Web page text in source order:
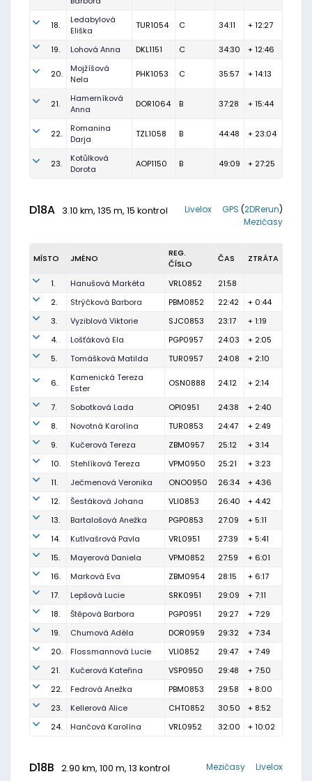
18.
Ledabylová
Eliška
TUR1054 C 34:11 + 12:27
19. Lohová Anna DKL1151 C 34:30 + 12:46
20.
Mojžíšová
Nela
PHK1053 C 35:57 + 14:13
21.
Hamerníková
Anna
DOR1064 B 37:28 + 15:44
22.
Romanina
Darja
TZL1058 B 44:48 + 23:04
23.
Kotůlková
Dorota
AOP1150 B 49:09 + 27:25
D18A 3.10 km, 135 m, 15 kontrol GPS (2DRerun)
Livelox
Mezičasy
MÍSTO JMÉNO
REG.
ČÍSLO
ČAS ZTRÁTA
1. Hanušová Markéta VRL0852
21:58
2.
Strýčková Barbora PBM0852 22:42
+ 0:44
3.
Vyziblová Viktorie SJC0853 23:17
+ 1:19
4.
Lošťáková Ela PGP0957 24:03
+ 2:05
5.
Tomášková Matilda TUR0957 24:08 + 2:10
6.
Kamenická Tereza
Ester
OSN0888 24:12 + 2:14
7. Sobotková Lada OPI0951 24:38
+ 2:40
8.
Novotná Karolína TUR0853 24:47
+ 2:49
9.
Kučerová Tereza ZBM0957 25:12
+ 3:14
10.
Stehlíková Tereza VPM0950 25:21
+ 3:23
11.
Ječmenová Veronika ONO0950 26:34
+ 4:36
12.
Šestáková Johana VLI0853 26:40
+ 4:42
13.
Bartalošová Anežka PGP0853 27:09
+ 5:11
14.
Kutlvašrová Pavla VRL0951 27:39
+ 5:41
15.
Mayerová Daniela VPM0852 27:59
+ 6:01
16.
Marková Eva ZBM0954 28:15
+ 6:17
17.
Lepšová Lucie SRK0951 29:09
+ 7:11
18.
Štěpová Barbora PGP0951 29:27
+ 7:29
19.
Chumová Adéla DOR0959 29:32
+ 7:34
20.
Flossmannová Lucie VLI0852 29:47
+ 7:49
21.
Kučerová Kateřina VSP0950 29:48
+ 7:50
22.
Fedrová Anežka PBM0853 29:58
+ 8:00
23.
Kellerová Alice CHT0852 30:50
+ 8:52
24.
Hančová Karolína VRL0952 32:00 + 10:02
D18B 2.90 km, 100 m, 13 kontrol Livelox
Mezičasy